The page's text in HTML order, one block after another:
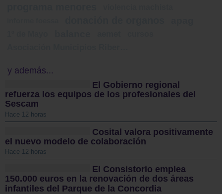
y además...
El Gobierno regional
refuerza los equipos de los profesionales del
Sescam
Hace 12 horas
Cosital valora positivamente
el nuevo modelo de colaboración
Hace 12 horas
El Consistorio emplea
150.000 euros en la renovación de dos áreas
infantiles del Parque de la Concordia